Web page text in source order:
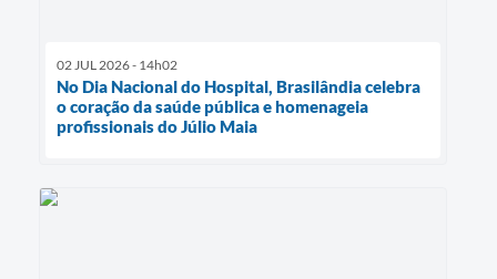
02 JUL 2026 - 14h02
No Dia Nacional do Hospital, Brasilândia celebra
o coração da saúde pública e homenageia
profissionais do Júlio Maia